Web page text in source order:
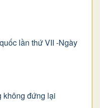
lần thứ VII -Ngày
không đứng lại